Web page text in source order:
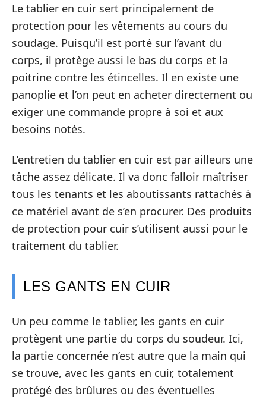
Le tablier en cuir sert principalement de
protection pour les vêtements au cours du
soudage. Puisqu’il est porté sur l’avant du
corps, il protège aussi le bas du corps et la
poitrine contre les étincelles. Il en existe une
panoplie et l’on peut en acheter directement ou
exiger une commande propre à soi et aux
besoins notés.
L’entretien du tablier en cuir est par ailleurs une
tâche assez délicate. Il va donc falloir maîtriser
tous les tenants et les aboutissants rattachés à
ce matériel avant de s’en procurer. Des produits
de protection pour cuir s’utilisent aussi pour le
traitement du tablier.
LES GANTS EN CUIR
Un peu comme le tablier, les gants en cuir
protègent une partie du corps du soudeur. Ici,
la partie concernée n’est autre que la main qui
se trouve, avec les gants en cuir, totalement
protégé des brûlures ou des éventuelles